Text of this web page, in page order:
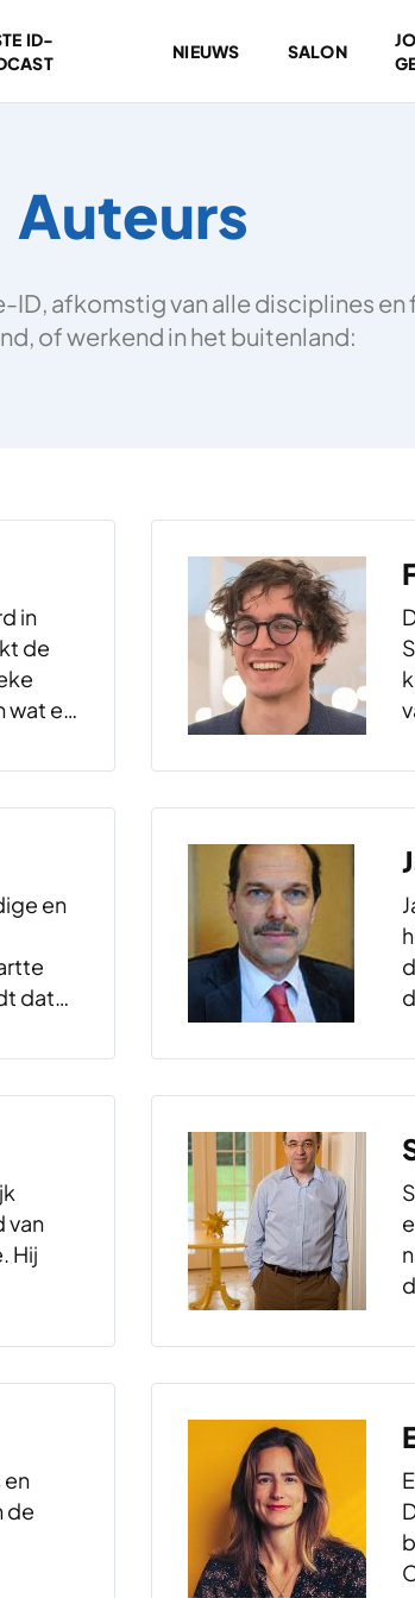
ID-
NIEUWS SALON
Auteurs
afkomstig van alle disciplines
of werkend in het buitenland:
in
de
wat er
in
en
dat
van
Hij
en
de